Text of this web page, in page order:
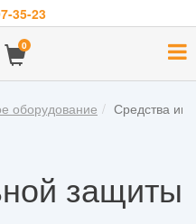
35-23
0
оборудование Средства
защиты